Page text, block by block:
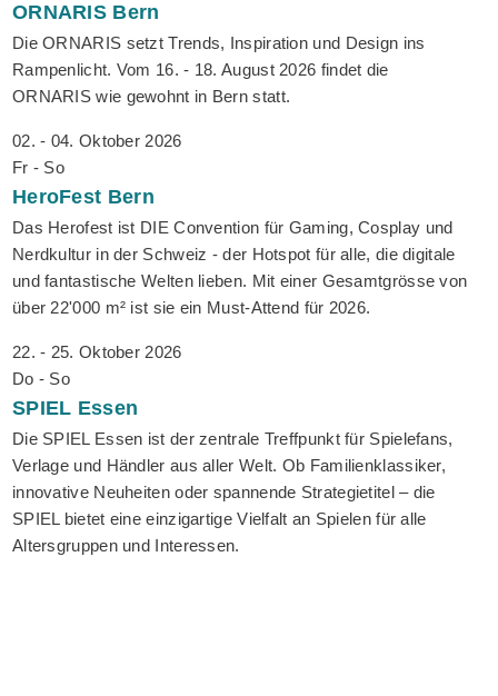
ORNARIS Bern
Die ORNARIS setzt Trends, Inspiration und Design ins
Rampenlicht. Vom 16. - 18. August 2026 findet die
ORNARIS wie gewohnt in Bern statt.
02. - 04. Oktober 2026
Fr - So
HeroFest Bern
Das Herofest ist DIE Convention für Gaming, Cosplay und
Nerdkultur in der Schweiz - der Hotspot für alle, die digitale
und fantastische Welten lieben. Mit einer Gesamtgrösse von
über 22'000 m² ist sie ein Must-Attend für 2026.
22. - 25. Oktober 2026
Do - So
SPIEL Essen
Die SPIEL Essen ist der zentrale Treffpunkt für Spielefans,
Verlage und Händler aus aller Welt. Ob Familienklassiker,
innovative Neuheiten oder spannende Strategietitel – die
SPIEL bietet eine einzigartige Vielfalt an Spielen für alle
Altersgruppen und Interessen.